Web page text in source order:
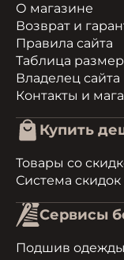
О магазине
Возврат и
Правила сайта
Таблица
Владелец сайта
Контакты и
Купить
Товары со
Система
Сервисы
Подшив одежды